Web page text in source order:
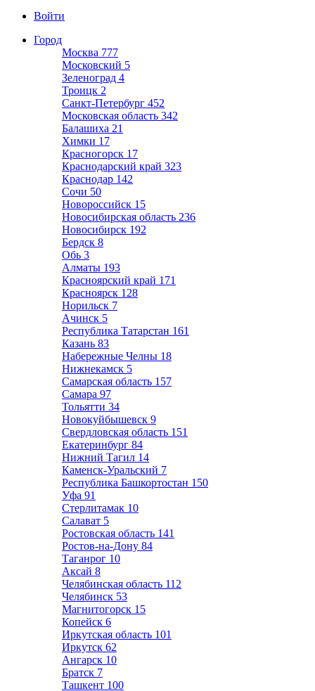
Войти
Город
Москва 777
Московский 5
Зеленоград 4
Троицк 2
Санкт-Петербург 452
Московская область 342
Балашиха 21
Химки 17
Красногорск 17
Краснодарский край 323
Краснодар 142
Сочи 50
Новороссийск 15
Новосибирская область 236
Новосибирск 192
Бердск 8
Обь 3
Алматы 193
Красноярский край 171
Красноярск 128
Норильск 7
Ачинск 5
Республика Татарстан 161
Казань 83
Набережные Челны 18
Нижнекамск 5
Самарская область 157
Самара 97
Тольятти 34
Новокуйбышевск 9
Свердловская область 151
Екатеринбург 84
Нижний Тагил 14
Каменск-Уральский 7
Республика Башкортостан 150
Уфа 91
Стерлитамак 10
Салават 5
Ростовская область 141
Ростов-на-Дону 84
Таганрог 10
Аксай 8
Челябинская область 112
Челябинск 53
Магнитогорск 15
Копейск 6
Иркутская область 101
Иркутск 62
Ангарск 10
Братск 7
Ташкент 100